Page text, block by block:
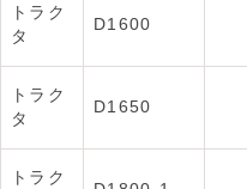
トラク
タ
D1600
トラク
タ
D1650
トラク